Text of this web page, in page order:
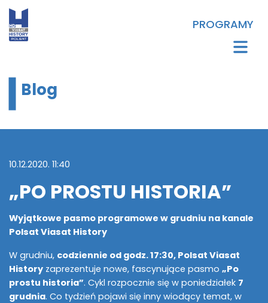
PROGRAMY
Blog
10.12.2020. 11:40
„PO PROSTU HISTORIA”
Wyjątkowe pasmo programowe w grudniu na kanale
Polsat Viasat History
W grudniu, codziennie od godz. 17:30, Polsat Viasat
History zaprezentuje nowe, fascynujące pasmo „Po
prostu historia”. Cykl rozpocznie się w poniedziałek 7
grudnia. Co tydzień pojawi się inny wiodący temat, w